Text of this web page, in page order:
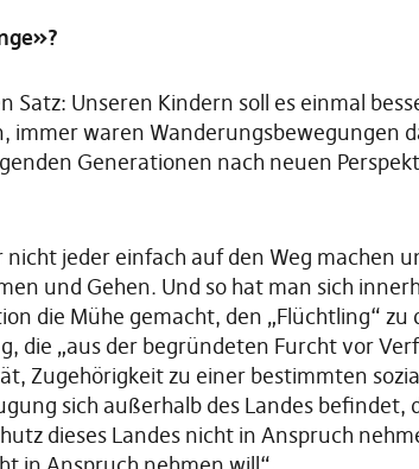
Satz: Unseren Kindern soll es einmal
immer waren Wanderungsbewegungen
Generationen nach neuen
nicht jeder einfach auf den Weg machen
und Gehen. Und so hat man sich
die Mühe gemacht, den „Flüchtling“ zu
die „aus der begründeten Furcht vor
Zugehörigkeit zu einer bestimmten
sich außerhalb des Landes befindet,
dieses Landes nicht in Anspruch